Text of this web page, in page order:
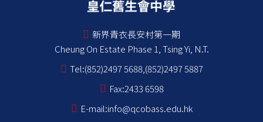
新界青衣長安村第一期
Cheung On Estate Phase 1, Tsing Yi, N.T.
Tel:(852)2497 5688,(852)2497 5887
Fax:2433 6598
E-mail:info@qcobass.edu.hk